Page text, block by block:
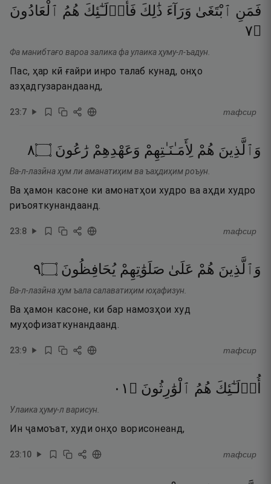
فَمَنِ ٱبْتَغَىٰ وَرَآءَ ذَٰلِكَ فَأُو۟لَـٰٓئِكَ هُمُ ٱلْعَادُونَ
۝٧
Фа манибтағо вароа залика фа улаика ҳуму-л-ъадун.
Пас, ҳар кӣ ғайри инро талаб кунад, онҳо
азҳадгузарандаанд,
23:7 тафсир
وَٱلَّذِينَ هُمْ لِأَمَـٰنَـٰتِهِمْ وَعَهْدِهِمْ رَٰعُونَ ۝٨
Ва-л-лазӣна ҳум ли аманатиҳим ва ъаҳдиҳим роъун.
Ва ҳамон касоне ки амонатҳои худро ва аҳди худро
риъояткунандаанд.
23:8 тафсир
وَٱلَّذِينَ هُمْ عَلَىٰ صَلَوَٰتِهِمْ يُحَافِظُونَ ۝٩
Ва-л-лазӣна ҳум ъала салаватиҳим юҳафизун.
Ва ҳамон касоне, ки бар намозҳои худ
муҳофизаткунандаанд.
23:9 тафсир
أُو۟لَـٰٓئِكَ هُمُ ٱلْوَٰرِثُونَ ۝ ١٠
Улаика ҳуму-л варисун.
Ин ҷамоъат, худи онҳо ворисонеанд,
23:10 тафсир